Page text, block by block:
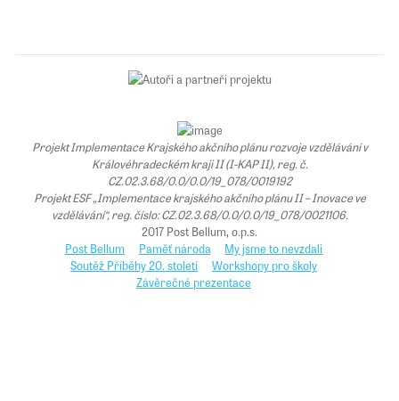
Projekt Implementace Krajského akčního plánu rozvoje vzdělávání v
Královéhradeckém kraji II (I-KAP II), reg. č.
CZ.02.3.68/0.0/0.0/19_078/0019192
Projekt ESF „Implementace krajského akčního plánu II – Inovace ve
vzdělávání“, reg. číslo: CZ.02.3.68/0.0/0.0/19_078/0021106.
2017 Post Bellum, o.p.s.
Post Bellum
Paměť národa
My jsme to nevzdali
Soutěž Příběhy 20. století
Workshopy pro školy
Závěrečné prezentace